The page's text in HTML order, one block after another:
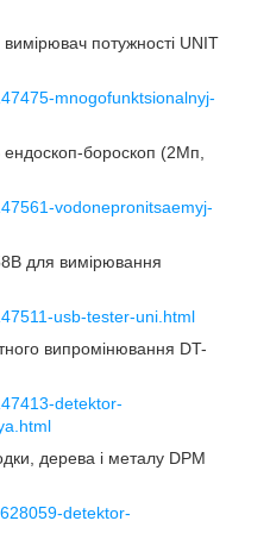
потужності UNIT
mnogofunktsionalnyj-
бороскоп (2Мп,
vodonepronitsaemyj-
для вимірювання
usb-tester-uni.html
випромінювання DT-
detektor-
дерева і металу DPM
detektor-